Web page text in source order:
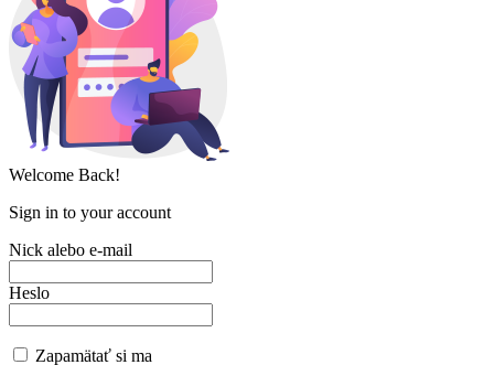
Welcome Back!
Sign in to your account
Nick alebo e-mail
Heslo
Zapamätať si ma